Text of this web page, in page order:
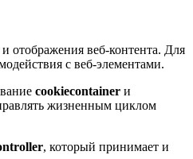
отображения веб-контента. Для
с веб-элементами.
cookiecontainer и
жизненным циклом
, который принимает и